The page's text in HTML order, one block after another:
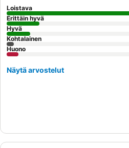
Loistava
Erittäin hyvä
Hyvä
Kohtalainen
Huono
Näytä arvostelut